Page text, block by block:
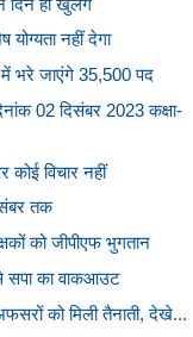
योग्यता नहीं देगा
में भरे जाएंगे 35,500 पद
02 दिसंबर 2023 कक्षा-
कोई विचार नहीं
तक
को जीपीएफ भुगतान
सपा का वाकआउट
को मिली तैनाती, देखे...